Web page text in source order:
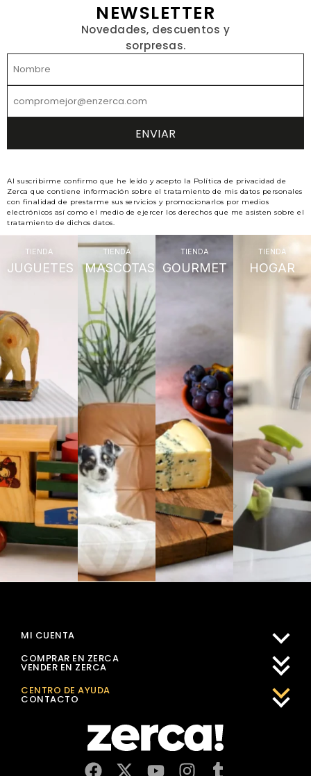
NEWSLETTER
Novedades, descuentos y
sorpresas.
Al suscribirme confirmo que he leído y acepto la Política de privacidad de
Zerca que contiene información sobre el tratamiento de mis datos personales
con finalidad de prestarme sus servicios y promocionarlos por medios
electrónicos así como el medio de ejercer los derechos que me asisten sobre el
tratamiento de dichos datos.
TIENDA
JUGUETES
TIENDA
MASCOTAS
TIENDA
GOURMET
TIENDA
HOGAR
MI CUENTA
COMPRAR EN ZERCA
VENDER EN ZERCA
CENTRO DE AYUDA
CONTACTO